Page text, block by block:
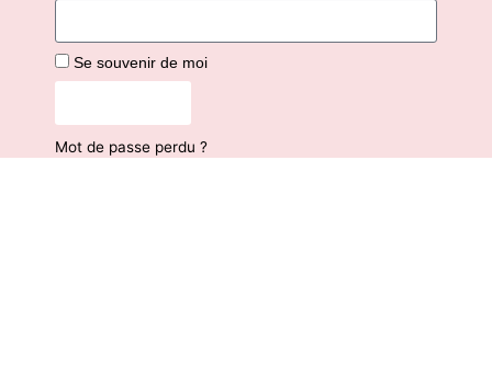
Se souvenir de moi
Mot de passe perdu ?